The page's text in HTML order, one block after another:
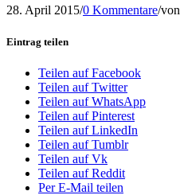
28. April 2015/0 Kommentare/von
Eintrag teilen
Teilen auf Facebook
Teilen auf Twitter
Teilen auf WhatsApp
Teilen auf Pinterest
Teilen auf LinkedIn
Teilen auf Tumblr
Teilen auf Vk
Teilen auf Reddit
Per E-Mail teilen